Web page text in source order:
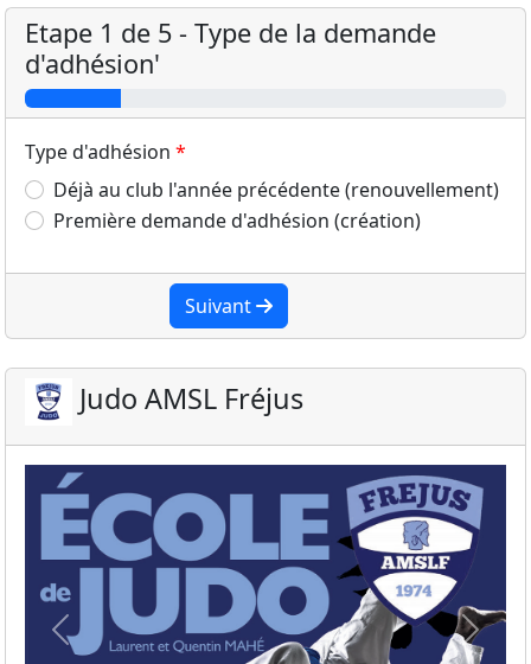
Etape 1 de 5 - Type de la demande
d'adhésion'
Type d'adhésion
Déjà au club l'année précédente (renouvellement)
Première demande d'adhésion (création)
Suivant
Judo AMSL Fréjus
Previous Next